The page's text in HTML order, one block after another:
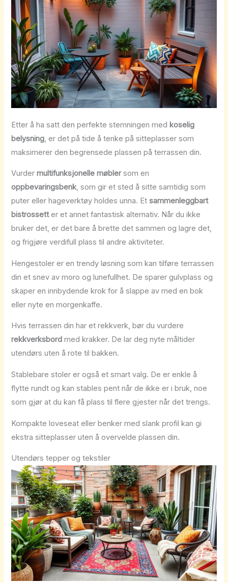
Etter å ha satt den perfekte stemningen med koselig
belysning, er det på tide å tenke på sitteplasser som
maksimerer den begrensede plassen på terrassen din.
Vurdermultifunksjonelle møblersom en
oppbevaringsbenk, som gir et sted å sitte samtidig som
puter eller hageverktøy holdes unna. Etsammenleggbart
bistrossetter et annet fantastisk alternativ. Når du ikke
bruker det, er det bare å brette det sammen og lagre det,
og frigjøre verdifull plass til andre aktiviteter.
Hengestoler er en trendy løsning som kan tilføre terrassen
din et snev av moro og lunefullhet. De sparer gulvplass og
skaper en innbydende krok for å slappe av med en bok
eller nyte en morgenkaffe.
Hvis terrassen din har et rekkverk, bør du vurdere
rekkverksbord med krakker. De lar deg nyte måltider
utendørs uten å rote til bakken.
Stablebare stoler er også et smart valg. De er enkle å
flytte rundt og kan stables pent når de ikke er i bruk, noe
som gjør at du kan få plass til flere gjester når det trengs.
Kompakte loveseat eller benker med slank profil kan gi
ekstra sitteplasser uten å overvelde plassen din.
Utendørs tepper og tekstiler